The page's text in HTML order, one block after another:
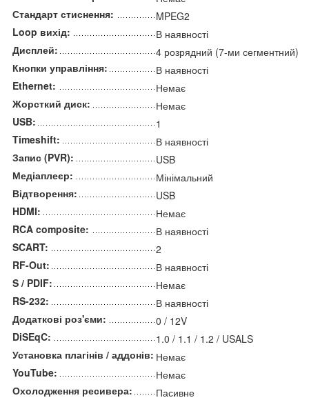
Стандарт стиснення:
MPEG2
Loop вихід:
В наявності
Дисплей:
4 розрядний (7-ми сегментний)
Кнопки управління:
В наявності
Ethernet:
Немає
Жорсткий диск:
Немає
USB:
1
Timeshift:
В наявності
Запис (PVR):
USB
Медіаплеєр:
Мінімальний
Відтворення:
USB
HDMI:
Немає
RCA composite:
В наявності
SCART:
2
RF-Out:
В наявності
S / PDIF:
Немає
RS-232:
В наявності
Додаткові роз'єми:
0 / 12V
DiSEqC:
1.0 / 1.1 / 1.2 / USALS
Установка плагінів / аддонів: Немає
YouTube:
Немає
Охолодження ресивера:
Пасивне